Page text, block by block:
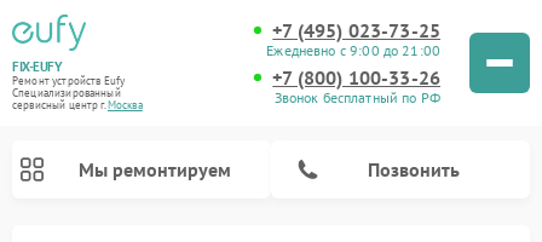
FIX-EUFY
Ремонт устройств Eufy
Специализированный
cервисный центр г.Москва
+7 (495) 023-73-25
Ежедневно с 9:00 до 21:00
+7 (800) 100-33-26
Звонок бесплатный по РФ
Мы ремонтируем Позвонить